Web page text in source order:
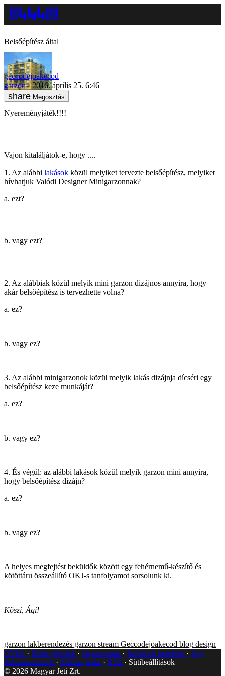
Belsőépítész által
geccodejoakecod
garzon
2016. április 25. 6:46
Megosztás
Nyereményjáték!!!!
Vajon kitaláljátok-e, hogy ....
1. Az alábbi lakások közül melyiket tervezte belsőépítész, melyiket
hívhatjuk Valódi Designer Minigarzonnak?
a. ezt?
b. vagy ezt?
2. Az alábbiak közül melyik mini garzon dizájnos annyira, hogy
akár belsőépítész is tervezhette volna?
a. ez?
b. vagy ez?
3. Az alábbi minigarzonok közül melyik lakás dizájnja dícséri egy
belsőépítész keze munkáját?
a. ez?
b. vagy ez?
4. És végül: az alábbi lakások közül melyik garzon mini annyira,
hogy belsőépítész dizájn?
a. ez?
b. vagy ez?
A helyes megfejtést beküldők között egy fehérnemű-készítő és
kötöttáru összeállító OKJ-s tanfolyamot sorsolunk ki.
Köszi, Ági!
garzon lakberendezés garzon stream Geccodejoakecod blog design
GYIK
Hibát jelentek Impresszum Javítások kezelése
Jogi
dokumentumok
Médiaajánlat RSS
Sütibeállítások
© 2026 Magyar Jeti Zrt.